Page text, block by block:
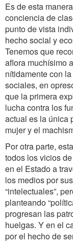
Es de esta
conciencia de
punto de vista
hecho social y
Tenemos que
aflora muchísimo
nítidamente con
sociales, en
que la primera
lucha contra los
actual es la única
mujer y el
Por otra parte,
todos los vicios
en el Estado a
los medios por
“intelectuales”,
planteando
progresan las
huelgas. Y en el
por el hecho de